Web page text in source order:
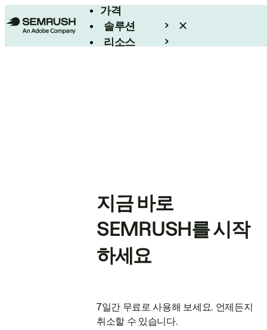
가격
솔루션
리소스
지금 바로
SEMRUSH를 시작
하세요
7일간 무료로 사용해 보세요. 언제든지
취소할 수 있습니다.